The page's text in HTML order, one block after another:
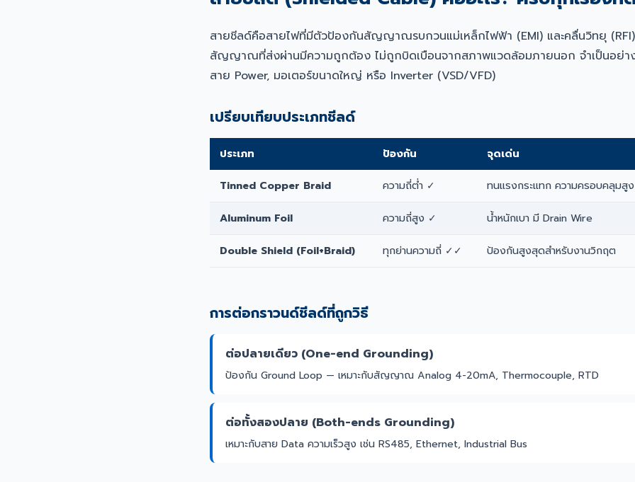
สายชีลด์คือสายไฟที่มีตัวป้องกันสัญญาณรบกวนแม่เหล็กไฟฟ้า (EMI) และคลื่นวิทยุ
สัญญาณที่ส่งผ่านมีความถูกต้อง ไม่ถูกบิดเบือนจากสภาพแวดล้อมภายนอก จำเป็นอย่า
สาย Power, มอเตอร์ขนาดใหญ่ หรือ Inverter (VSD/VFD)
เปรียบเทียบประเภทชีลด์
ประเภท ป้องกัน จุดเด่น
Tinned Copper Braid ความถี่ต่ำ ✓ ทนแรงกระแทก ความครอบคลุมสูง
Aluminum Foil ความถี่สูง ✓ น้ำหนักเบา มี Drain Wire
Double Shield (Foil+Braid) ทุกย่านความถี่ ✓✓ ป้องกันสูงสุดสำหรับงานวิกฤต
การต่อกราวนด์ชีลด์ที่ถูกวิธี
ต่อปลายเดียว (One-end Grounding)
ป้องกัน Ground Loop — เหมาะกับสัญญาณ Analog 4-20mA, Thermocouple, RTD
ต่อทั้งสองปลาย (Both-ends Grounding)
เหมาะกับสาย Data ความเร็วสูง เช่น RS485, Ethernet, Industrial Bus